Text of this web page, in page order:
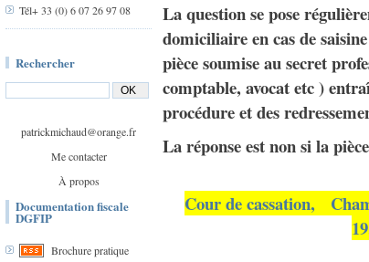
Tél+ 33 (0) 6 07 26 97 08
Rechercher
patrickmichaud@orange.fr
Me contacter
À propos
Documentation fiscale
DGFIP
Brochure pratique
La question se pose
domiciliaire en cas de
pièce soumise au secret
comptable, avocat etc )
procédure et des
La réponse est non si la
Cour de cassation,